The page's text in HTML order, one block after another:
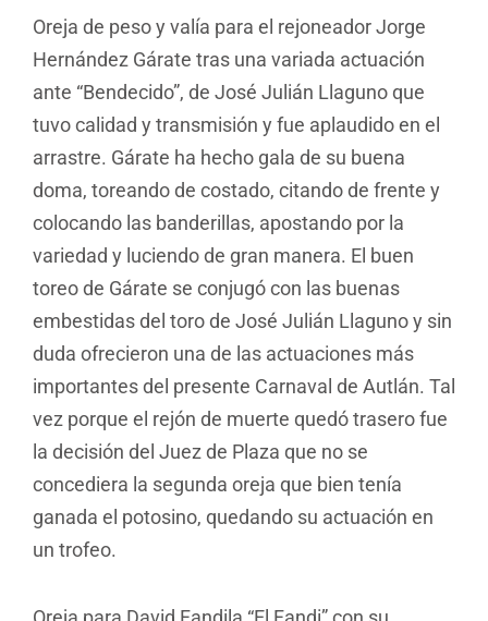
Oreja de peso y valía para el rejoneador Jorge
Hernández Gárate tras una variada actuación
ante “Bendecido”, de José Julián Llaguno que
tuvo calidad y transmisión y fue aplaudido en el
arrastre. Gárate ha hecho gala de su buena
doma, toreando de costado, citando de frente y
colocando las banderillas, apostando por la
variedad y luciendo de gran manera. El buen
toreo de Gárate se conjugó con las buenas
embestidas del toro de José Julián Llaguno y sin
duda ofrecieron una de las actuaciones más
importantes del presente Carnaval de Autlán. Tal
vez porque el rejón de muerte quedó trasero fue
la decisión del Juez de Plaza que no se
concediera la segunda oreja que bien tenía
ganada el potosino, quedando su actuación en
un trofeo.